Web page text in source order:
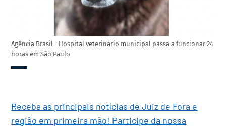
Agência Brasil - Hospital veterinário municipal passa a funcionar 24
horas em São Paulo
Receba as principais notícias de Juiz de Fora e
região em primeira mão! Participe da nossa